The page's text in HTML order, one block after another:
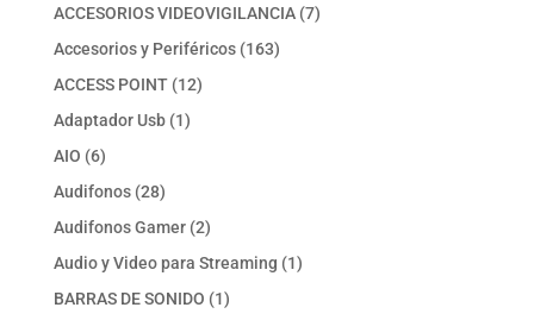
ACCESORIOS VIDEOVIGILANCIA 77
Accesorios y Periféricos 163163
ACCESS POINT 1212
Adaptador Usb 11
AIO 66
productos
Audifonos 2828
productos
Audifonos Gamer 22
productos
Audio y Video para Streaming 11
BARRAS DE SONIDO 11